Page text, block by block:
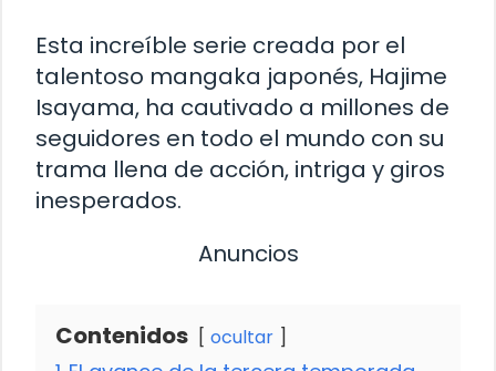
Esta increíble serie creada por el
talentoso mangaka japonés, Hajime
Isayama, ha cautivado a millones de
seguidores en todo el mundo con su
trama llena de acción, intriga y giros
inesperados.
Anuncios
Contenidos ocultar